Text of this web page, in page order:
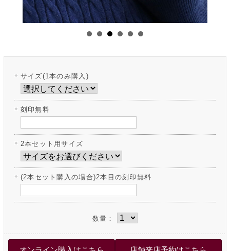
サイズ(1本のみ購入)
刻印無料
2本セット用サイズ
(2本セット購入の場合)2本目の刻印無料
数量：